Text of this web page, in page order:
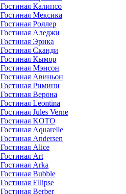
Гостиная Калипсо
Гостиная Мексика
Гостиная Роллер
Гостиная Аледжи
Гостиная Эрика
Гостиная Сканди
Гостиная Кымор
Гостиная Мэнсон
Гостиная Авиньон
Гостиная Римини
Гостиная Верона
Гостиная Leontina
Гостиная Jules Verne
Гостиная KOTO
Гостиная Aquarelle
Гостиная Andersen
Гостиная Alice
Гостиная Art
Гостиная Arka
Гостиная Bubble
Гостиная Ellipse
Гостиная Berber